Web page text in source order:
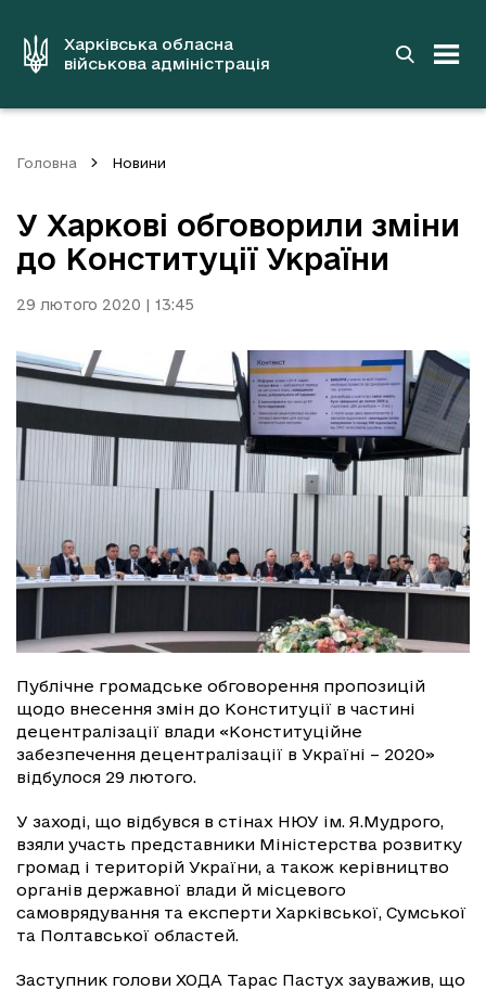
вмістуХарківська обласна
військова адміністрація
Головна Новини
У Харкові обговорили зміни
до Конституції України
29 лютого 2020 | 13:45
Публічне громадське обговорення пропозицій
щодо внесення змін до Конституції в частині
децентралізації влади «Конституційне
забезпечення децентралізації в Україні – 2020»
відбулося 29 лютого.
У заході, що відбувся в стінах НЮУ ім. Я.Мудрого,
взяли участь представники Міністерства розвитку
громад і територій України, а також керівництво
органів державної влади й місцевого
самоврядування та експерти Харківської, Сумської
та Полтавської областей.
Заступник голови ХОДА Тарас Пастух зауважив, що